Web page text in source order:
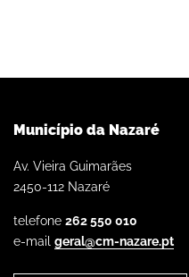
Município da Nazaré
Av. Vieira Guimarães
2450-112 Nazaré
telefone 262 550 010
e-mail geral@cm-nazare.pt